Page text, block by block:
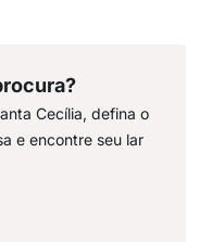
Cecília, defina o
e encontre seu lar